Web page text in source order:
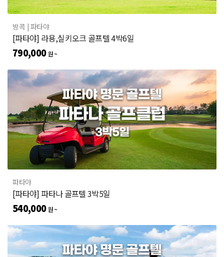
방콕 | 파타야
[파타야] 라용,실키오크 골프텔 4박6일
790,000 원 ~
파타야
[파타야] 파타나 골프텔 3박5일
540,000 원 ~